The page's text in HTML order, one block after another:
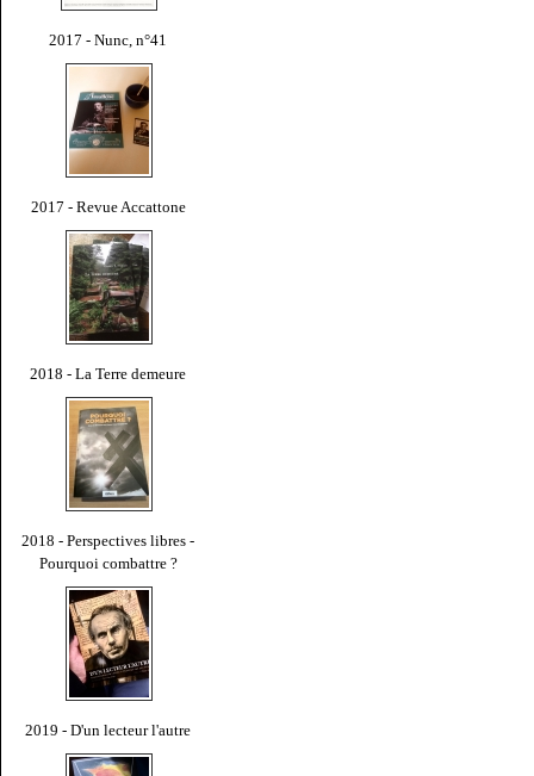
2017 - Nunc, n°41
2017 - Revue Accattone
2018 - La Terre demeure
2018 - Perspectives libres -
Pourquoi combattre ?
2019 - D'un lecteur l'autre